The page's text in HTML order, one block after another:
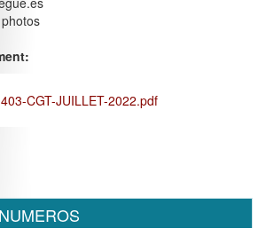
CGT-JUILLET-2022.pdf